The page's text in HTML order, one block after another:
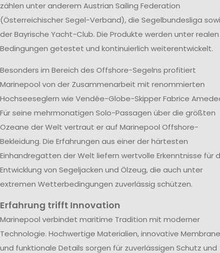
zählen unter anderem Austrian Sailing Federation
(Österreichischer Segel-Verband), die Segelbundesliga
der Bayrische Yacht-Club. Die Produkte werden unter realen
Bedingungen getestet und kontinuierlich weiterentwickelt.
Besonders im Bereich des Offshore-Segelns profitiert
Marinepool von der Zusammenarbeit mit renommierten
Hochseeseglern wie Vendée-Globe-Skipper Fabrice
Für seine mehrmonatigen Solo-Passagen über die größten
Ozeane der Welt vertraut er auf Marinepool Offshore-
Bekleidung. Die Erfahrungen aus einer der härtesten
Einhandregatten der Welt liefern wertvolle Erkenntnisse für
Entwicklung von Segeljacken und Ölzeug, die auch unter
extremen Wetterbedingungen zuverlässig schützen.
Erfahrung trifft Innovation
Marinepool verbindet maritime Tradition mit moderner
Technologie. Hochwertige Materialien, innovative
und funktionale Details sorgen für zuverlässigen Schutz und